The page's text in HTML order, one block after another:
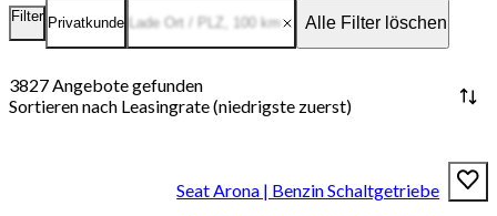
Filter Privatkunde Lade Ort / PLZ 100 km Alle Filter löschen
3827Angebote gefunden
Sortieren nach Leasingrate (niedrigste zuerst)
Seat Arona | Benzin Schaltgetriebe